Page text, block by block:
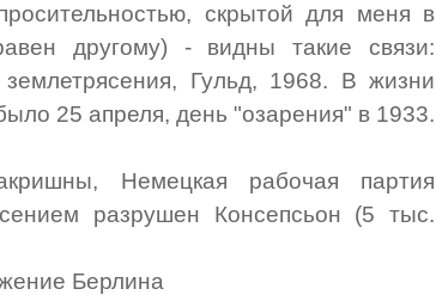
скрытой для меня в
другому) - видны такие связи:
Гульд, 1968. В жизни
25 апреля, день "озарения" в 1933.
Немецкая рабочая партия
разрушен Консепсьон (5 тыс.
Берлина